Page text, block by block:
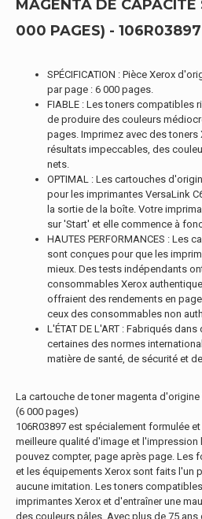
MAGENTA DE
000 PAGES) -
SPÉCIFICATION : Pièce Xerox
par page : 6 000 pages.
FIABLE : Les toners compatibles
de produire des couleurs
pages. Imprimez avec des
résultats impeccables, des
nets.
OPTIMAL : Les cartouches
pour les imprimantes VersaLink
la sortie de la boîte. Votre
sur 'Start' et elle commence à
HAUTES PERFORMANCES : Les
sont conçues pour que les
mieux. Des tests indépendants
consommables Xerox
offraient des rendements en
ceux des consommables non
L'ÉTAT DE L'ART : Fabriqués
certaines des normes
matière de santé, de sécurité et
La cartouche de toner magenta d'origine
(6 000 pages)
106R03897 est spécialement formulée
meilleure qualité d'image et l'impression
pouvez compter, page après page. Les
et les équipements Xerox sont faits l'un
aucune imitation. Les toners
imprimantes Xerox et d'entraîner une
des couleurs pâles. Avec plus de 75 ans